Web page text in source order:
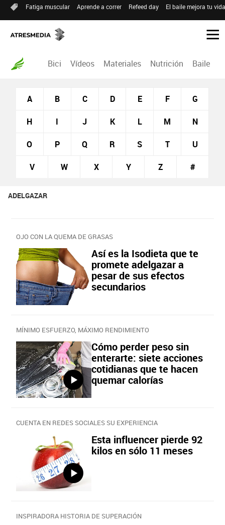
Fatiga muscular Aprende a correr Refeed day El baile mejora tu
Bici Vídeos Materiales Nutrición Baile
A B C D E F G
H I J K L M N
O P Q R S T U
V W X Y Z #
ADELGAZAR
OJO CON LA QUEMA DE GRASAS
Así es la Isodieta que te
promete adelgazar a
pesar de sus efectos
secundarios
MÍNIMO ESFUERZO, MÁXIMO RENDIMIENTO
Cómo perder peso sin
enterarte: siete acciones
cotidianas que te hacen
quemar calorías
CUENTA EN REDES SOCIALES SU EXPERIENCIA
Esta influencer pierde 92
kilos en sólo 11 meses
INSPIRADORA HISTORIA DE SUPERACIÓN